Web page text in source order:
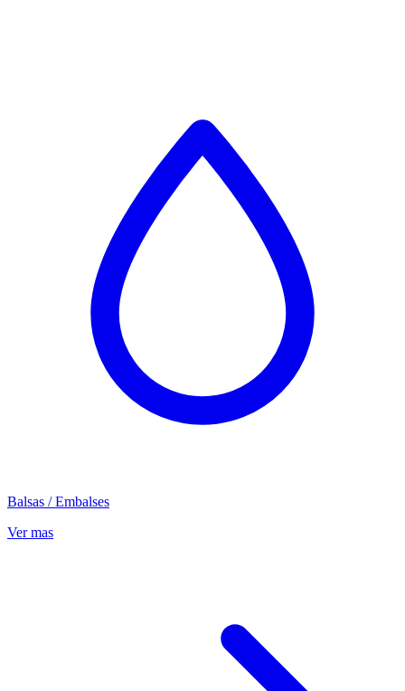
Balsas / Embalses
Ver mas